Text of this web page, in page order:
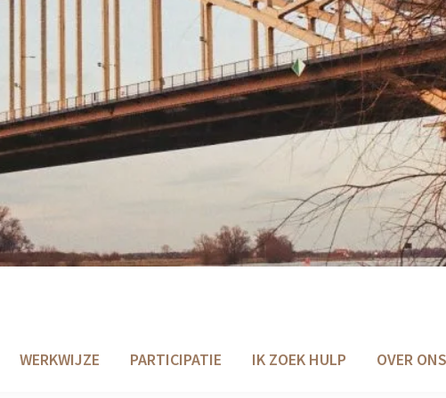
WERKWIJZE PARTICIPATIE IK ZOEK HULP OVER ONS